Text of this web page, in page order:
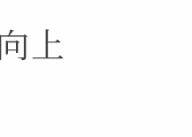
違いを徹底比較
を始めるポイント
上